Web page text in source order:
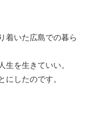
着いた広島での暮ら
生を生きていい。
にしたのです。